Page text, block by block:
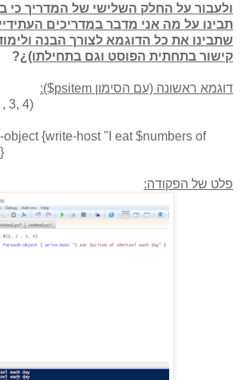
ולעבור על החלק השלישי של המדריך כי
תבינו על מה אני מדבר במדריכים
שתבינו את כל הדוגמא לצורך הבנה
קישור בתחתית הפוסט וגם בתחילתו)¿?
דוגמא ראשונה (עם הסימון psitem$):
3, 4)
{write-host "I eat $numbers of
פלט של הפקודה: